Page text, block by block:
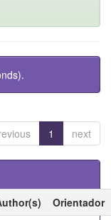
1 next
Orientador